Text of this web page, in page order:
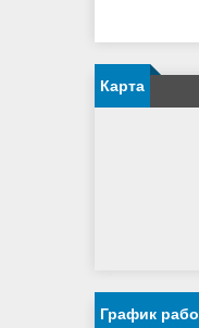
Карта
График